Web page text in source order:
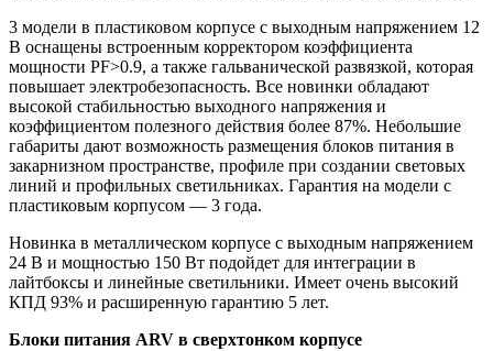
3 модели в пластиковом корпусе с выходным напряжением 12
В оснащены встроенным корректором коэффициента
мощности PF>0.9, а также гальванической развязкой, которая
повышает электробезопасность. Все новинки обладают
высокой стабильностью выходного напряжения и
коэффициентом полезного действия более 87%. Небольшие
габариты дают возможность размещения блоков питания в
закарнизном пространстве, профиле при создании световых
линий и профильных светильниках. Гарантия на модели с
пластиковым корпусом — 3 года.
Новинка в металлическом корпусе с выходным напряжением
24 В и мощностью 150 Вт подойдет для интеграции в
лайтбоксы и линейные светильники. Имеет очень высокий
КПД 93% и расширенную гарантию 5 лет.
Блоки питания ARV в сверхтонком корпусе